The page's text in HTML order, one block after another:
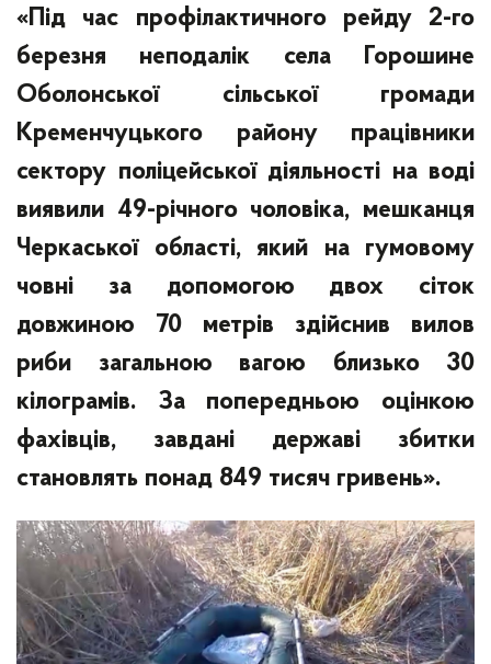
«Під час профілактичного рейду 2-го
березня неподалік села Горошине
Оболонської сільської громади
Кременчуцького району працівники
сектору поліцейської діяльності на воді
виявили 49-річного чоловіка, мешканця
Черкаської області, який на гумовому
човні за допомогою двох сіток
довжиною 70 метрів здійснив вилов
риби загальною вагою близько 30
кілограмів. За попередньою оцінкою
фахівців, завдані державі збитки
становлять понад 849 тисяч гривень».